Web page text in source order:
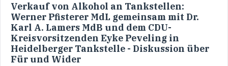
Verkauf von Alkohol an Tankstellen:
Werner Pfisterer MdL gemeinsam mit Dr.
Karl A. Lamers MdB und dem CDU-
Kreisvorsitzenden Eyke Peveling in
Heidelberger Tankstelle - Diskussion über
Für und Wider